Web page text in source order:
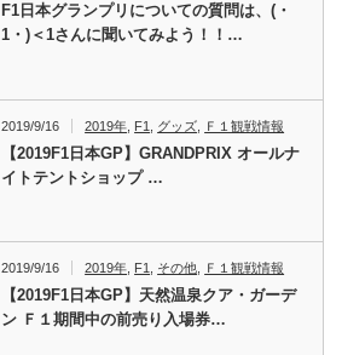
F1日本グランプリについての質問は、(・
1・)＜1さんに聞いてみよう！！…
2019/9/16 2019年 F1 グッズ Ｆ１観戦情報
【2019F1日本GP】GRANDPRIX オールナ
イトテントショップ …
2019/9/16 2019年 F1 その他 Ｆ１観戦情報
【2019F1日本GP】天然温泉クア・ガーデ
ン Ｆ１期間中の前売り入場券…